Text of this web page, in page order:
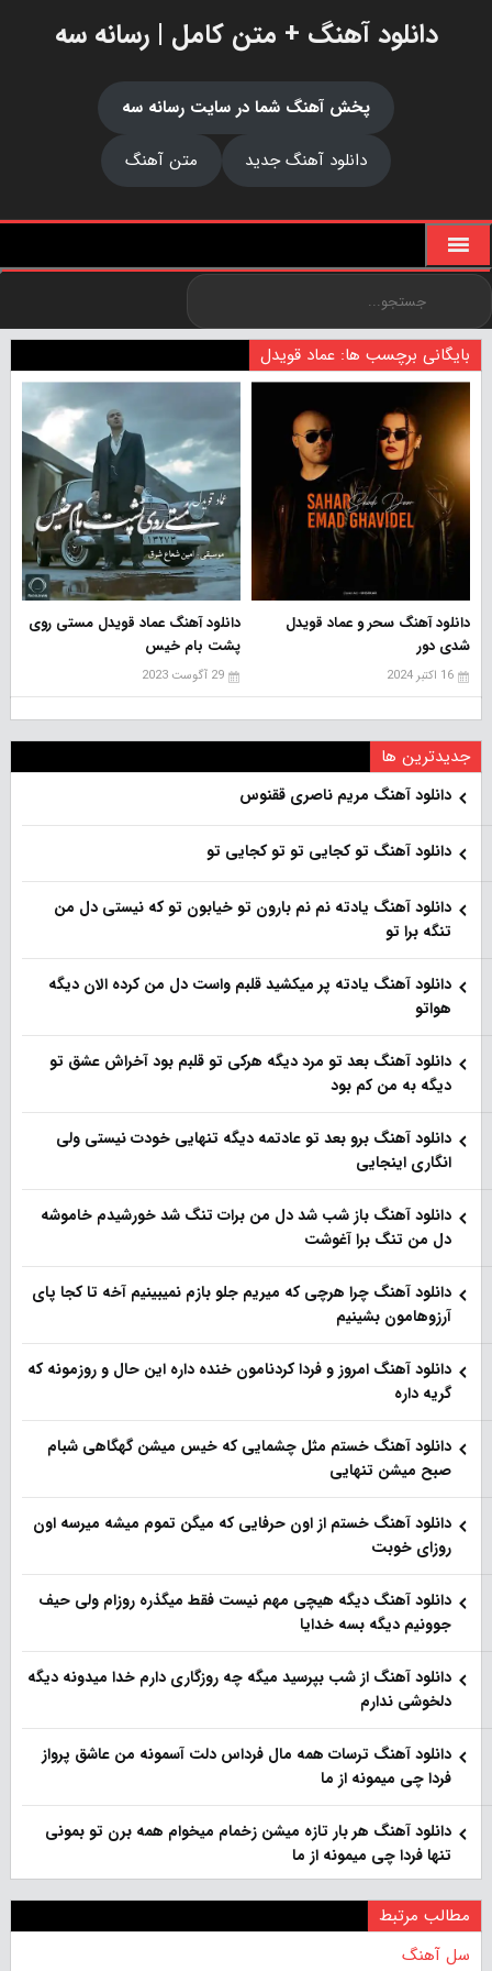
دانلود آهنگ + متن کامل | رسانه سه
پخش آهنگ شما در سایت رسانه سه
دانلود آهنگ جدید
متن آهنگ
بایگانی برچسب ها: عماد قویدل
دانلود آهنگ سحر و عماد قویدل
شدی دور
16 اکتبر 2024
دانلود آهنگ عماد قویدل مستی روی
پشت بام خیس
29 آگوست 2023
جدیدترین ها
دانلود آهنگ مریم ناصری ققنوس
دانلود آهنگ تو کجایی تو تو کجایی تو
دانلود آهنگ یادته نم نم بارون تو خیابون تو که نیستی دل من
تنگه برا تو
دانلود آهنگ یادته پر میکشید قلبم واست دل من کرده الان دیگه
هواتو
دانلود آهنگ بعد تو مرد دیگه هرکی تو قلبم بود آخراش عشق تو
دیگه به من کم بود
دانلود آهنگ برو بعد تو عادتمه دیگه تنهایی خودت نیستی ولی
انگاری اینجایی
دانلود آهنگ باز شب شد دل من برات تنگ شد خورشیدم خاموشه
دل من تنگ برا آغوشت
دانلود آهنگ چرا هرچی که میریم جلو بازم نمیبینیم آخه تا کجا پای
آرزوهامون بشینیم
دانلود آهنگ امروز و فردا کردنامون خنده داره این حال و روزمونه که
گریه داره
دانلود آهنگ خستم مثل چشمایی که خیس میشن گهگاهی شبام
صبح میشن تنهایی
دانلود آهنگ خستم از اون حرفایی که میگن تموم میشه میرسه اون
روزای خوبت
دانلود آهنگ دیگه هیچی مهم نیست فقط میگذره روزام ولی حیف
جوونیم دیگه بسه خدایا
دانلود آهنگ از شب بپرسید میگه چه روزگاری دارم خدا میدونه دیگه
دلخوشی ندارم
دانلود آهنگ ترسات همه مال فرداس دلت آسمونه من عاشق پرواز
فردا چی میمونه از ما
دانلود آهنگ هر بار تازه میشن زخمام میخوام همه برن تو بمونی
تنها فردا چی میمونه از ما
مطالب مرتبط
سل آهنگ